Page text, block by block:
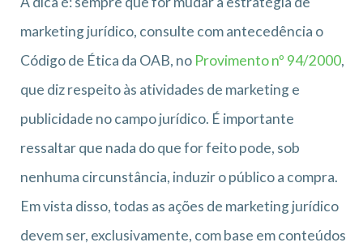
marketing jurídico, consulte com antecedência o
Código de Ética da OAB, no Provimento nº 94/2000,
que diz respeito às atividades de marketing e
publicidade no campo jurídico. É importante
ressaltar que nada do que for feito pode, sob
nenhuma circunstância, induzir o público a compra.
Em vista disso, todas as ações de marketing jurídico
devem ser, exclusivamente, com base em conteúdos